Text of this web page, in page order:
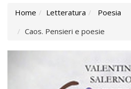
Home Letteratura
Poesia
Caos. Pensieri e poesie